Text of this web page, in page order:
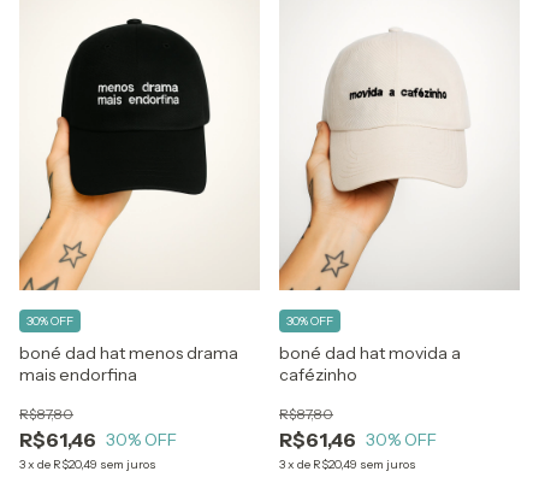
boné dad hat menos drama
mais endorfina
R$61,46
R$87,80
30% OFF
3x de R$20,49 sem juros
30% OFF
boné dad hat movida a
cafézinho
R$61,46
R$87,80
30% OFF
3x de R$20,49 sem juros
30% OFF